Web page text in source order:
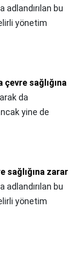
adlandırılan bu
yönetim
çevre sağlığına
da
yine de
sağlığına zarar
adlandırılan bu
yönetim